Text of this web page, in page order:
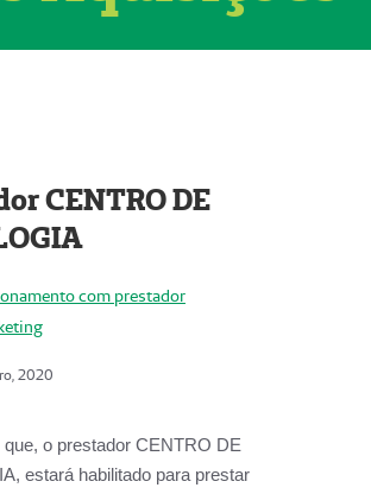
CENTRO DE
com prestador
2020
que, o prestador CENTRO DE
estará habilitado para prestar